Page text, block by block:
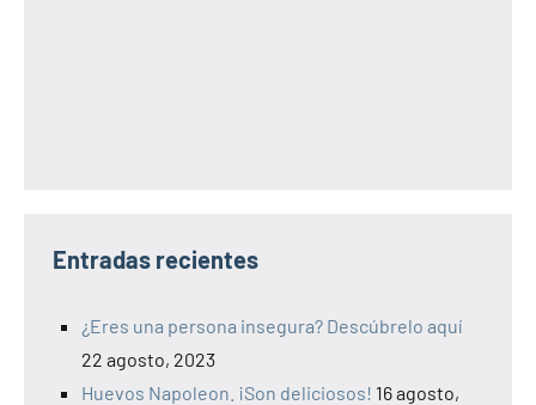
Entradas recientes
¿Eres una persona insegura? Descúbrelo aquí
22 agosto, 2023
Huevos Napoleon. ¡Son deliciosos! 16 agosto,